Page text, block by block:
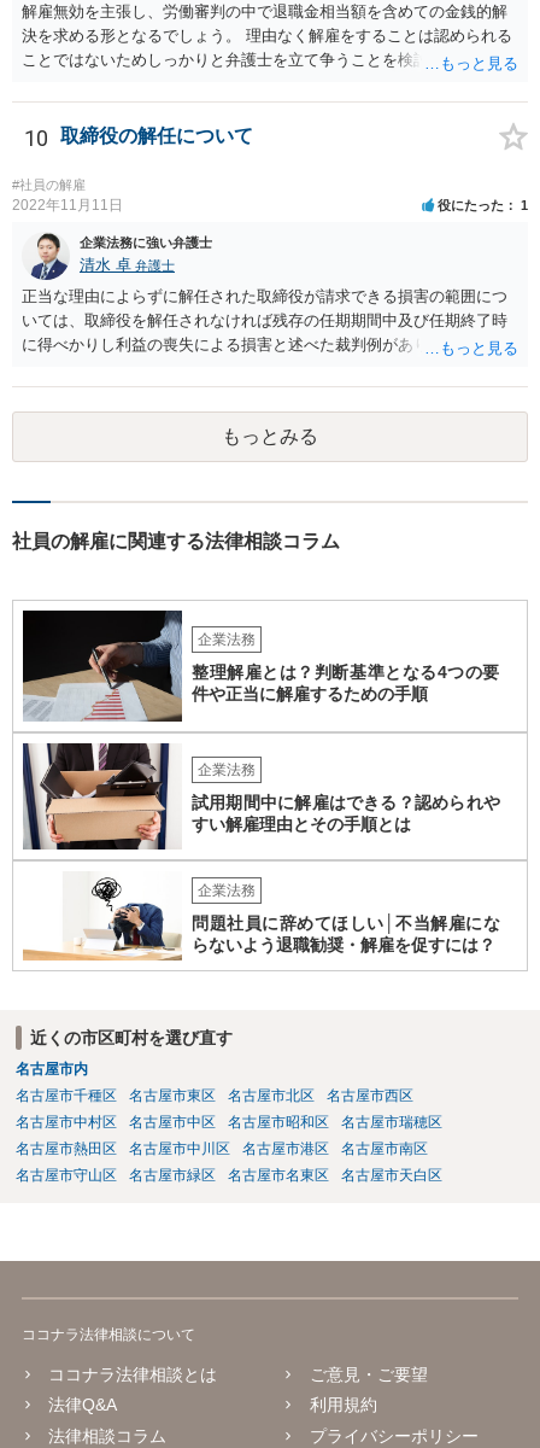
解雇無効を主張し、労働審判の中で退職金相当額を含めての金銭的解
決を求める形となるでしょう。 理由なく解雇をすることは認められる
ことではないためしっかりと弁護士を立て争うことを検討されて良い
10 取締役の解任について
#社員の解雇
2022年11月11日 役にたった 1
企業法務に強い弁護士
清水 卓 弁護士
正当な理由によらずに解任された取締役が請求できる損害の範囲につ
いては、取締役を解任されなければ残存の任期期間中及び任期終了時
に得べかりし利益の喪失による損害と述べた裁判例があります。 役員
ます。また、手当等異なる名称が使用されていても実質はこれらと同
じような性質の金員と判断されれば、損害に含まれる可能性がありま
す。 慰謝料や弁護士については、これらの損害に含まれないと述べる
裁判例もありますが、含まれるとする見解もあり、争いがあるところ
社として正式な手続きを経て無報酬と取り決めているということでし
か。これらも確認しておかれた方がよろしいかと思います。 辞任や任
期満了という他の退任方法であれば、解任のような損害賠償の定めは
ないため、これらの代替方法を取ることができないかも検討点です。
もっとみる
社員の解雇に関連する法律相談コラム
企業法務
整理解雇とは？判断基準となる4つの要
件や正当に解雇するための手順
企業法務
試用期間中に解雇はできる？認められや
すい解雇理由とその手順とは
企業法務
問題社員に辞めてほしい│不当解雇にな
らないよう退職勧奨・解雇を促すには？
近くの市区町村を選び直す
名古屋市内
名古屋市千種区
名古屋市東区 名古屋市北区
名古屋市西区
名古屋市中村区
名古屋市中区 名古屋市昭和区
名古屋市瑞穂区
名古屋市熱田区
名古屋市中川区 名古屋市港区
名古屋市南区
名古屋市守山区
名古屋市緑区 名古屋市名東区 名古屋市天白区
ココナラ法律相談について
ココナラ法律相談とは
法律Q&A
法律相談コラム
ご意見・ご要望
利用規約
プライバシーポリシー